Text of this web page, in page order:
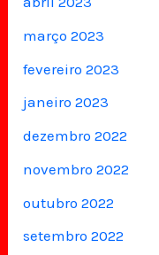
março 2023
fevereiro 2023
janeiro 2023
dezembro 2022
novembro 2022
outubro 2022
setembro 2022